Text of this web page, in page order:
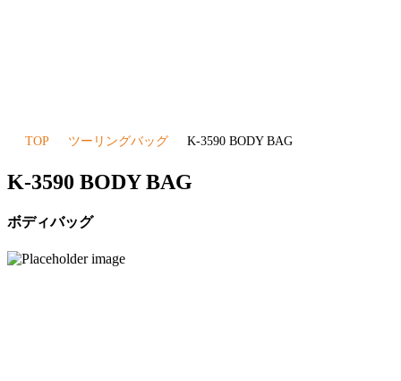
TOP ツーリングバッグ K-3590 BODY BAG
K-3590 BODY BAG
ボディバッグ